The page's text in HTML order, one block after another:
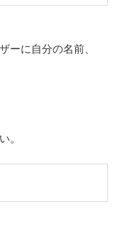
ーに自分の名前、
。